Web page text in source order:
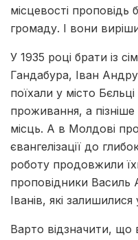
місцевості проповідь
громаду. І вони
У 1935 році брати із
Гандабура, Іван
поїхали у місто
проживання, а пізніше
місць. А в Молдові
євангелізації до
роботу продовжили
проповідники Василь
Іванів, які
Варто відзначити, що